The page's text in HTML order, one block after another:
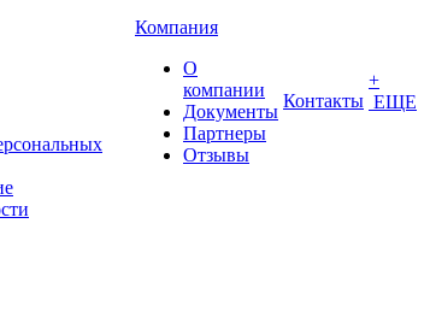
Компания
О
компании
Документы
Партнеры
Отзывы
Контакты
+
ЕЩЕ